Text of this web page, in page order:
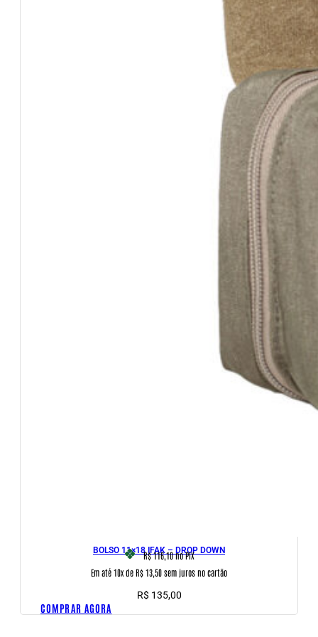
BOLSO 11×18 IFAK – DROP DOWN
R$ 116,10no PIX
Em até 10x de R$ 13,50 sem juros no cartão
R$ 135,00
COMPRAR AGORA